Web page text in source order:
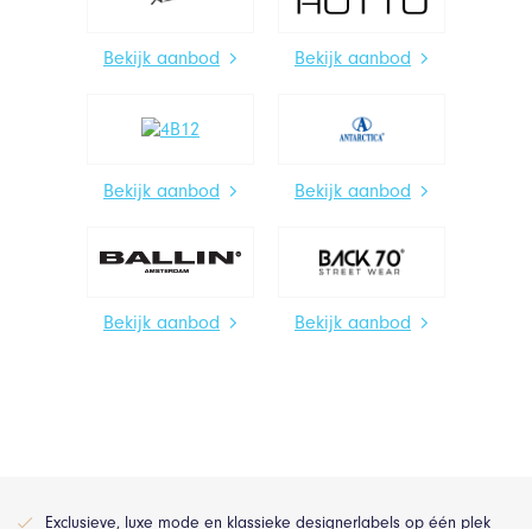
Bekijk aanbod Bekijk aanbod
Bekijk aanbod Bekijk aanbod
Bekijk aanbod Bekijk aanbod
Exclusieve, luxe mode en klassieke designerlabels op één plek